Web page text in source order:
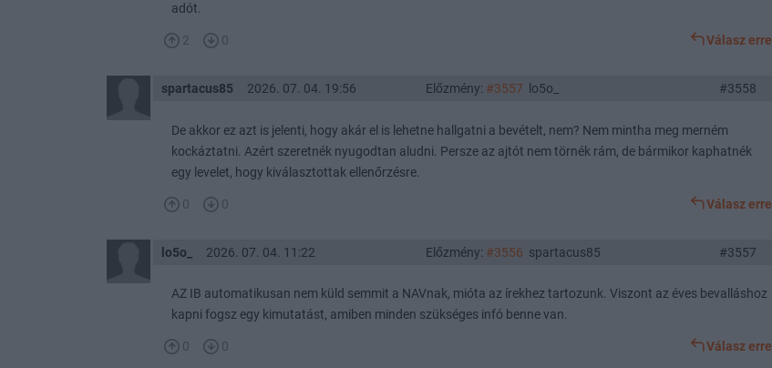
adót.
2 0 Válasz erre
spartacus85 2026. 07. 04. 19:56 Előzmény: #3557 lo5o_ #3558
De akkor ez azt is jelenti, hogy akár el is lehetne hallgatni a bevételt, nem? Nem mintha meg merném
kockáztatni. Azért szeretnék nyugodtan aludni. Persze az ajtót nem törnék rám, de bármikor kaphatnék
egy levelet, hogy kiválasztottak ellenőrzésre.
0 0 Válasz erre
lo5o_ 2026. 07. 04. 11:22 Előzmény: #3556 spartacus85 #3557
AZ IB automatikusan nem küld semmit a NAVnak, mióta az írekhez tartozunk. Viszont az éves bevalláshoz
kapni fogsz egy kimutatást, amiben minden szükséges infó benne van.
0 0 Válasz erre